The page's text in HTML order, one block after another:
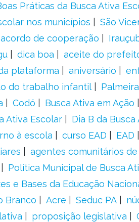
Práticas da Busca Ativa
nos municípios
São
acordo de cooperação
dica boa aceite do
plataforma
aniversário
do trabalho infantil
Codó Busca Ativa em Ação
Ativa Escolar
Dia B da
à escola curso EAD EAD
agentes comunitários de
Política Municipal de Busca
e Bases da Educação
Branco Acre Seduc PA
proposição legislativa